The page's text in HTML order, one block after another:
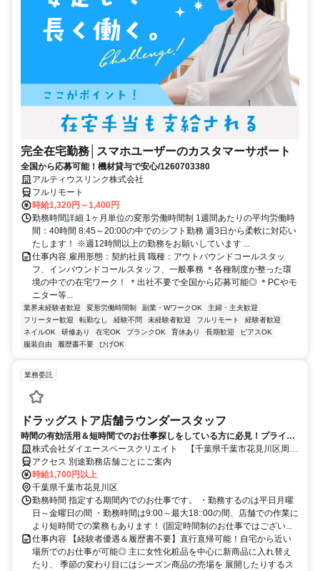
完全在宅勤務│スマホユーザーのカスタマーサポート
全国から応募可能！機材貸与で安心/1260703380
アルティウスリンク株式会社
フルリモート
時給1,320円～1,400円
勤務時間詳細 1ヶ月単位の変形労働時間制 1週間あたりの平均労働時
間：40時間 8:45～20:00の中でのシフト勤務 週3日から柔軟に対応い
たします！ ※週12時間以上の勤務をお願いしています ...
仕事内容 雇用形態：契約社員 職種：アウトバウンドコールスタッ
フ、インバウンドコールスタッフ、一般事務 ＊各種制度が整った環
境の中での在宅ワーク！ ＊出社不要で全国から応募可能◎ ＊PCやモ
ニター等...
業界未経験者歓迎 変形労働時間制 副業・WワークOK
主婦・主夫歓迎
フリーター歓迎
転勤なし 経験不問 未経験者歓迎 フルリモート
経験者歓迎
ネイルOK
研修あり 在宅OK ブランクOK 育休あり 長期歓迎
ピアスOK
服装自由
履歴書不要 ひげOK
業務委託
ドラッグストア店舗ラウンダースタッフ
時間の有効活用＆短時間でのお仕事探しをしている方に必見！プライベ
ート重視のお仕事！
株式会社ダイエースペースクリエイト 【千葉県千葉市花見川区周
辺】ドラッグストア店舗ラウンダー(化粧品など)
アクセス 別途勤務店舗ごとにご案内
時給1,700円以上
千葉県千葉市花見川区
勤務時間 指定する期間内でのお仕事です。 ・勤務するのは平日月曜
日～金曜日の間 ・勤務時間は9:00～最大18::00の間、店舗での作業に
より短時間での業務もあります！ (固定時間制のお仕事ではござい...
仕事内容 【経験者優遇＆履歴書不要】直行直帰可能！自宅から近い
場所でのお仕事が可能◎ 主に女性化粧品を中心に新商品に入れ替え
たり、 季節の変わり目にはシーズン商品の売場を 展開したりするス